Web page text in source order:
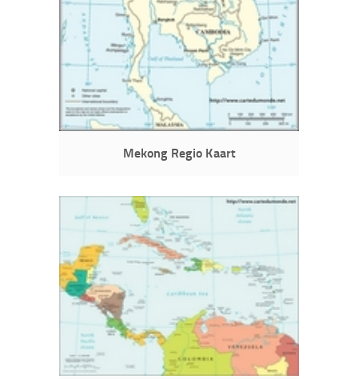
Mekong Regio Kaart